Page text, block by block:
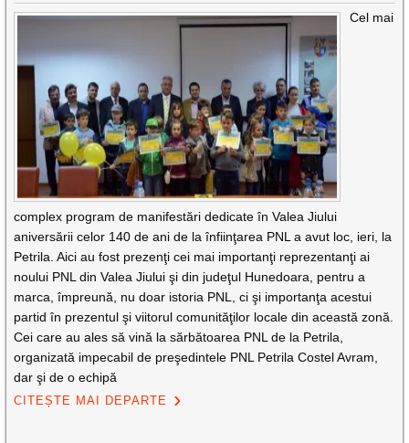
Cel mai
complex program de manifestări dedicate în Valea Jiului
aniversării celor 140 de ani de la înfiinţarea PNL a avut loc, ieri, la
Petrila. Aici au fost prezenţi cei mai importanţi reprezentanţi ai
noului PNL din Valea Jiului şi din judeţul Hunedoara, pentru a
marca, împreună, nu doar istoria PNL, ci şi importanţa acestui
partid în prezentul şi viitorul comunităţilor locale din această zonă.
Cei care au ales să vină la sărbătoarea PNL de la Petrila,
organizată impecabil de preşedintele PNL Petrila Costel Avram,
dar şi de o echipă
CITEȘTE MAI DEPARTE